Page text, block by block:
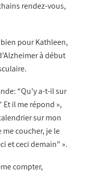
rendez-vous,
pour Kathleen,
à début
“Qu’y a-t-il sur
il me répond »,
sur mon
coucher, je le
et ceci demain” ».
compter,